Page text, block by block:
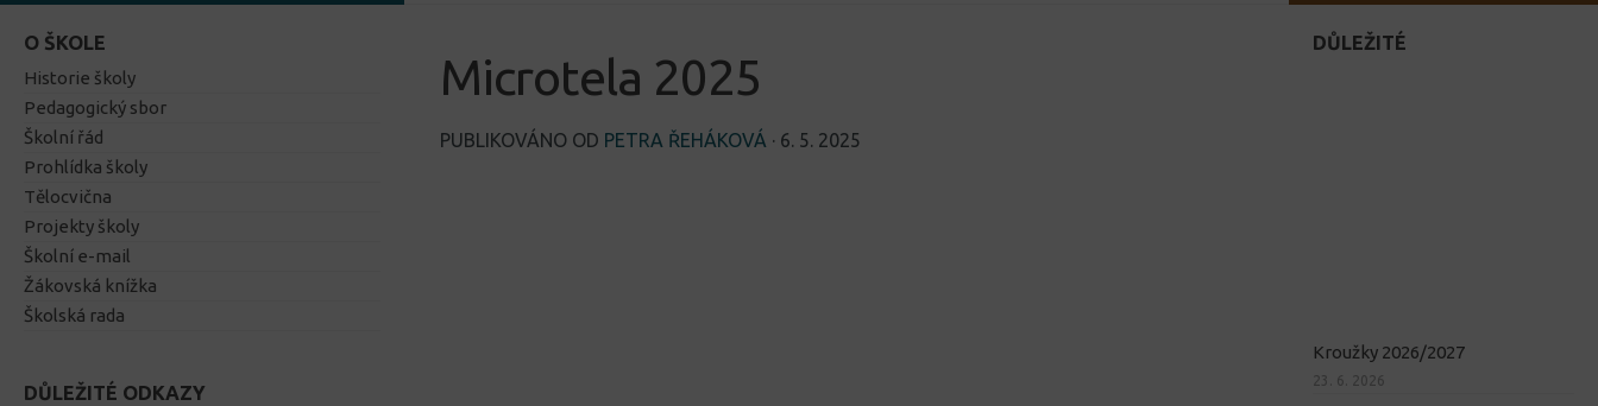
Microtela 2025
PUBLIKOVÁNO OD PETRA ŘEHÁKOVÁ · 6. 5. 2025
O ŠKOLE
Historie školy
Pedagogický sbor
Školní řád
Prohlídka školy
Tělocvična
Projekty školy
Školní e-mail
Žákovská knížka
Školská rada
DŮLEŽITÉ ODKAZY
DŮLEŽITÉ
Kroužky 2026/2027
23. 6. 2026